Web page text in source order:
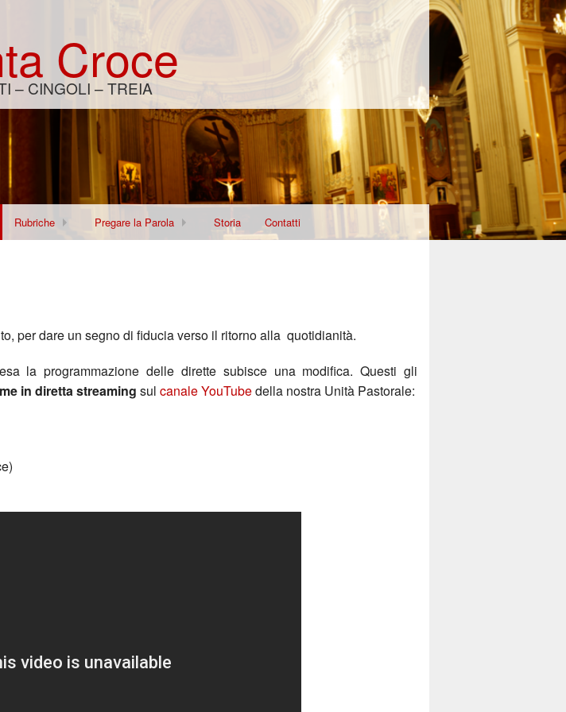
Croce
– CINGOLI – TREIA
Rubriche
I Segni dei Tempi
Tra gli Altri
Cinenews
Pregare la Parola Storia Contatti
per dare un segno di fiducia verso il ritorno alla quotidianità.
la programmazione delle dirette subisce una modifica. Questi gli
in diretta streaming sul canale YouTubedella nostra Unità Pastorale: